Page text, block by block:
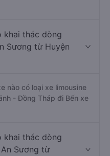
khai thác dòng
Sương từ Huyện
nào có loại xe limousine
- Đồng Tháp đi Bến xe
khai thác dòng
Sương từ